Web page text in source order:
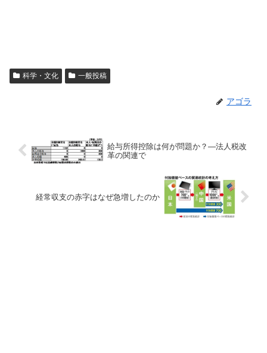
科学・文化 一般投稿
アゴラ
給与所得控除は何が問題か？―法人税改
革の関連で
経常収支の赤字はなぜ急増したのか